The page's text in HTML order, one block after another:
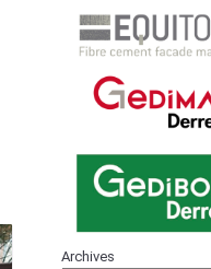
Archives